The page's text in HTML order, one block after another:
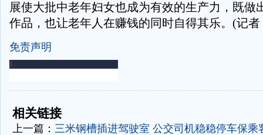
展使大批中老年妇女也成为有效的生产力，既做
作品，也让老年人在赚钱的同时自得其乐。(记
免责声明
-
相关链接
上一篇： 三米钢槽插进驾驶室 公交司机稳稳停车保乘